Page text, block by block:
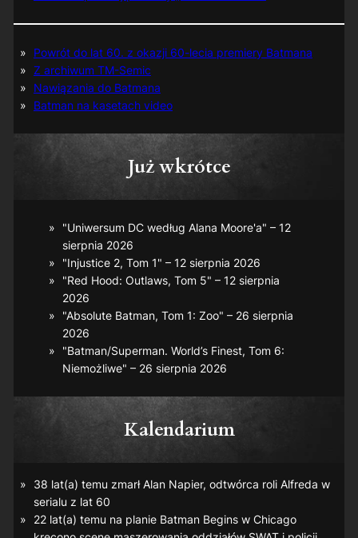
Powrót do lat 60. z okazji 60-lecia premiery Batmana
Z archiwum TM-Semic
Nawiązania do Batmana
Batman na kasetach video
Już wkrótce
"Uniwersum DC według Alana Moore'a" – 12
sierpnia 2026
"Injustice 2, Tom 1" – 12 sierpnia 2026
"Red Hood: Outlaws, Tom 5" – 12 sierpnia
2026
"Absolute Batman, Tom 1: Zoo" – 26 sierpnia
2026
"Batman/Superman. World’s Finest, Tom 6:
Niemożliwe" – 26 sierpnia 2026
Kalendarium
38 lat(a) temu zmarł Alan Napier, odtwórca roli Alfreda w
serialu z lat 60
22 lat(a) temu na planie Batman Beginsw Chicago